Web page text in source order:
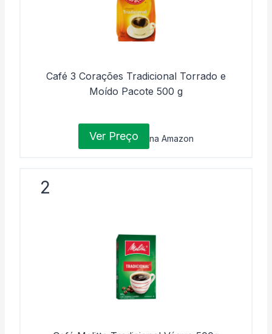
Café 3 Corações Tradicional Torrado e
Moído Pacote 500 g
Ver Preço na Amazon
2